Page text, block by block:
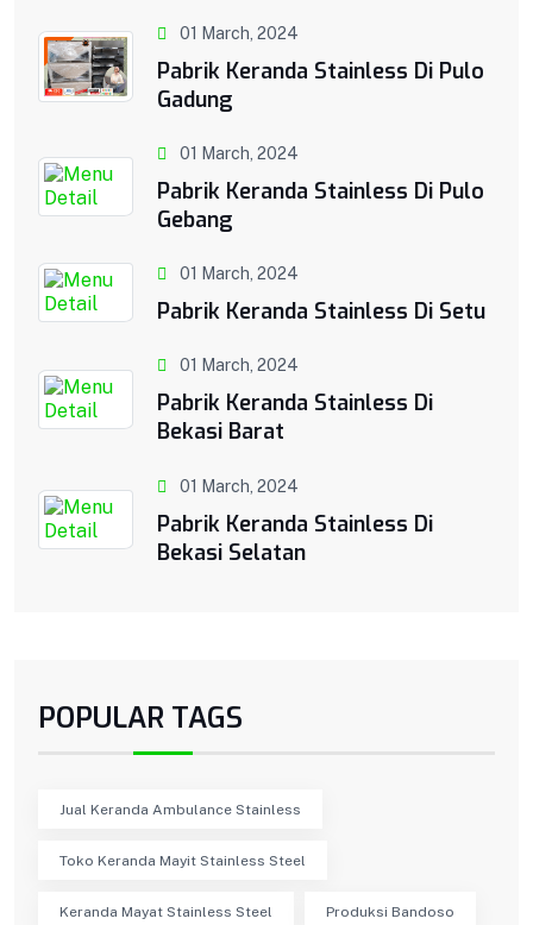
01 March, 2024
Pabrik Keranda Stainless Di Pulo
Gadung
01 March, 2024
Pabrik Keranda Stainless Di Pulo
Gebang
01 March, 2024
Pabrik Keranda Stainless Di Setu
01 March, 2024
Pabrik Keranda Stainless Di
Bekasi Barat
01 March, 2024
Pabrik Keranda Stainless Di
Bekasi Selatan
POPULAR TAGS
Jual Keranda Ambulance Stainless
Toko Keranda Mayit Stainless Steel
Keranda Mayat Stainless Steel Produksi Bandoso